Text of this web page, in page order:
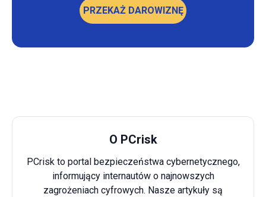
PRZEKAŻ DAROWIZNĘ
O PCrisk
PCrisk to portal bezpieczeństwa cybernetycznego,
informujący internautów o najnowszych
zagrożeniach cyfrowych. Nasze artykuły są